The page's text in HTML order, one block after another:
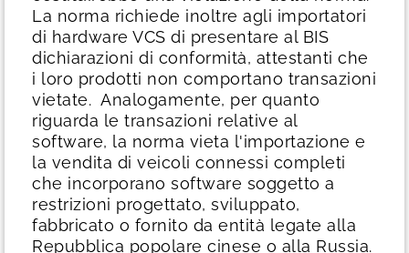
La norma richiede inoltre agli importatori
di hardware VCS di presentare al BIS
dichiarazioni di conformità, attestanti che
i loro prodotti non comportano transazioni
vietate. Analogamente, per quanto
riguarda le transazioni relative al
software, la norma vieta l'importazione e
la vendita di veicoli connessi completi
che incorporano software soggetto a
restrizioni progettato, sviluppato,
fabbricato o fornito da entità legate alla
Repubblica popolare cinese o alla Russia.